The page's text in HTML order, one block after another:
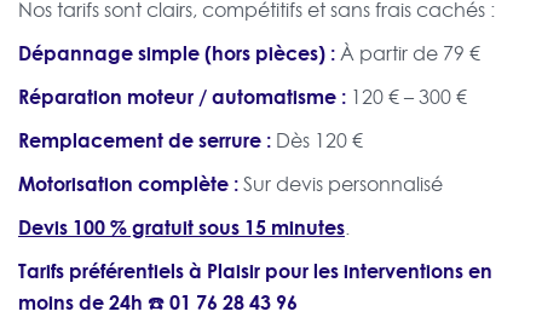
Nos tarifs sont clairs, compétitifs et sans frais cachés :
Dépannage simple (hors pièces) :À partir de 79 €
Réparation moteur / automatisme : 120 € – 300 €
Remplacement de serrure : Dès 120 €
Motorisation complète :Sur devis personnalisé
Devis 100 % gratuit sous 15 minutes.
Tarifs préférentiels à Plaisir pour les interventions en
moins de 24h ☎️01 76 28 43 96